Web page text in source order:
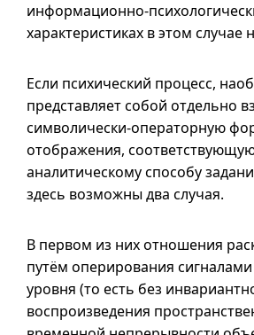
информационно-
характеристиках в этом случае
Если психический процесс,
представляет собой отдельно
символически-операторную
отображения,
аналитическому способу
здесь возможны два случая.
В первом из них отношения
путём оперирования
уровня (то есть без
воспроизведения